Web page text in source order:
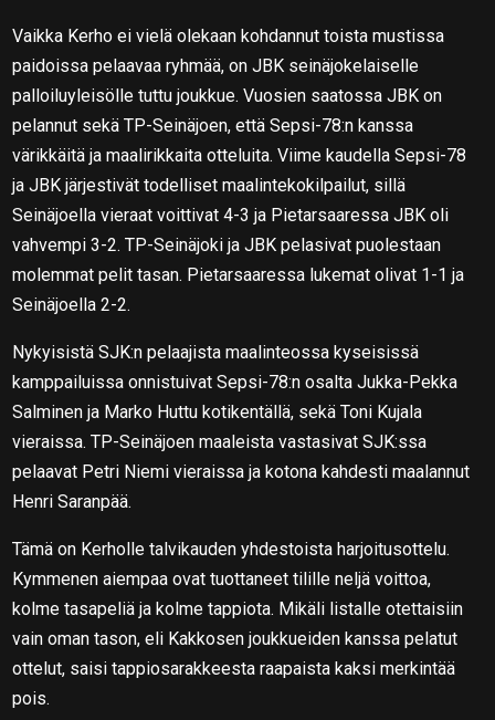
Vaikka Kerho ei vielä olekaan kohdannut toista mustissa
paidoissa pelaavaa ryhmää, on JBK seinäjokelaiselle
palloiluyleisölle tuttu joukkue. Vuosien saatossa JBK on
pelannut sekä TP-Seinäjoen, että Sepsi-78:n kanssa
värikkäitä ja maalirikkaita otteluita. Viime kaudella Sepsi-78
ja JBK järjestivät todelliset maalintekokilpailut, sillä
Seinäjoella vieraat voittivat 4-3 ja Pietarsaaressa JBK oli
vahvempi 3-2. TP-Seinäjoki ja JBK pelasivat puolestaan
molemmat pelit tasan. Pietarsaaressa lukemat olivat 1-1 ja
Seinäjoella 2-2.
Nykyisistä SJK:n pelaajista maalinteossa kyseisissä
kamppailuissa onnistuivat Sepsi-78:n osalta Jukka-Pekka
Salminen ja Marko Huttu kotikentällä, sekä Toni Kujala
vieraissa. TP-Seinäjoen maaleista vastasivat SJK:ssa
pelaavat Petri Niemi vieraissa ja kotona kahdesti maalannut
Henri Saranpää.
Tämä on Kerholle talvikauden yhdestoista harjoitusottelu.
Kymmenen aiempaa ovat tuottaneet tilille neljä voittoa,
kolme tasapeliä ja kolme tappiota. Mikäli listalle otettaisiin
vain oman tason, eli Kakkosen joukkueiden kanssa pelatut
ottelut, saisi tappiosarakkeesta raapaista kaksi merkintää
pois.